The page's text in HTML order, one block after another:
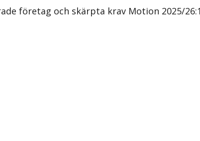
företag och skärpta krav Motion 2025/